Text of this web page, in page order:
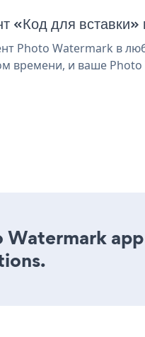
«Код для
Photo Watermark в
времени, и ваше